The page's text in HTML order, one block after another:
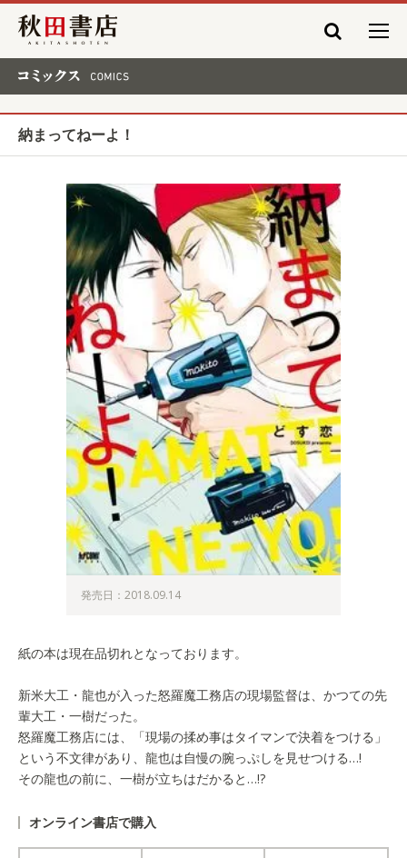
秋田書店
納まってねーよ！
発売日：2018.09.14
紙の本は現在品切れとなっております。
新米大工・龍也が入った怒羅魔工務店の現場監督は、かつての先
輩大工・一樹だった。
怒羅魔工務店には、「現場の揉め事はタイマンで決着をつける」
という不文律があり、龍也は自慢の腕っぷしを見せつける…!
その龍也の前に、一樹が立ちはだかると…!?
オンライン書店で購入